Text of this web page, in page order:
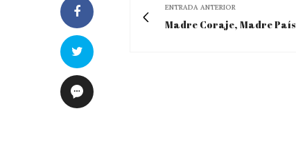
ENTRADA ANTERIOR
Madre Coraje, Madre País